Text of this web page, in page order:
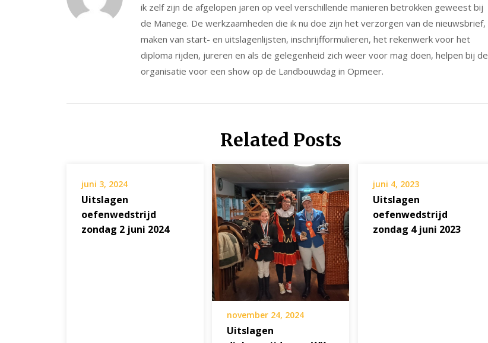
ik zelf zijn de afgelopen jaren op veel verschillende manieren betrokken geweest bij
de Manege. De werkzaamheden die ik nu doe zijn het verzorgen van de nieuwsbrief,
maken van start- en uitslagenlijsten, inschrijfformulieren, het rekenwerk voor het
diploma rijden, jureren en als de gelegenheid zich weer voor mag doen, helpen bij de
organisatie voor een show op de Landbouwdag in Opmeer.
Related Posts
juni 3, 2024
Uitslagen
oefenwedstrijd
zondag 2 juni 2024
november 24, 2024
Uitslagen
juni 4, 2023
Uitslagen
oefenwedstrijd
zondag 4 juni 2023